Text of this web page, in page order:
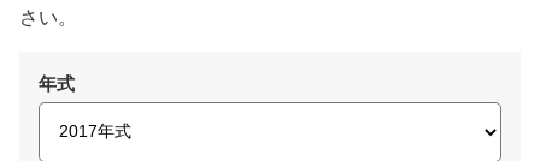
さい。
年式